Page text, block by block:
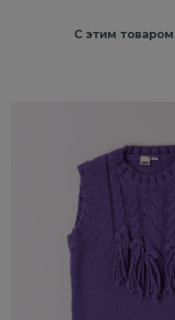
С этим